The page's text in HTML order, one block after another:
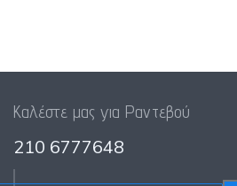
Καλέστε μας για Ραντεβού
210 6777648